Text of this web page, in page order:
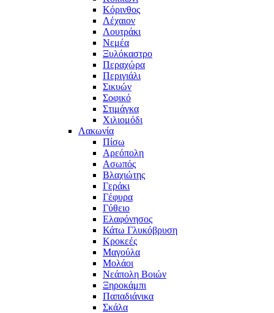
Κόρινθος
Λέχαιον
Λουτράκι
Νεμέα
Ξυλόκαστρο
Περαχώρα
Περιγιάλι
Σικυών
Σοφικό
Στιμάγκα
Χιλιομόδι
Λακωνία
Πίσω
Αρεόπολη
Ασωπός
Βλαχιώτης
Γεράκι
Γέφυρα
Γύθειο
Ελαφόνησος
Κάτω Γλυκόβρυση
Κροκεές
Μαγούλα
Μολάοι
Νεάπολη Βοιών
Ξηροκάμπι
Παπαδιάνικα
Σκάλα